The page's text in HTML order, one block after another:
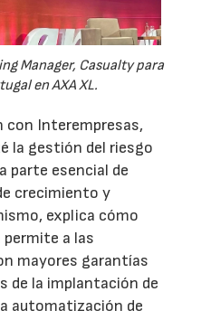
Manager, Casualty para
en AXA XL.
con Interempresas,
la gestión del riesgo
parte esencial de
crecimiento y
explica cómo
a las
mayores garantías
de la implantación de
automatización de